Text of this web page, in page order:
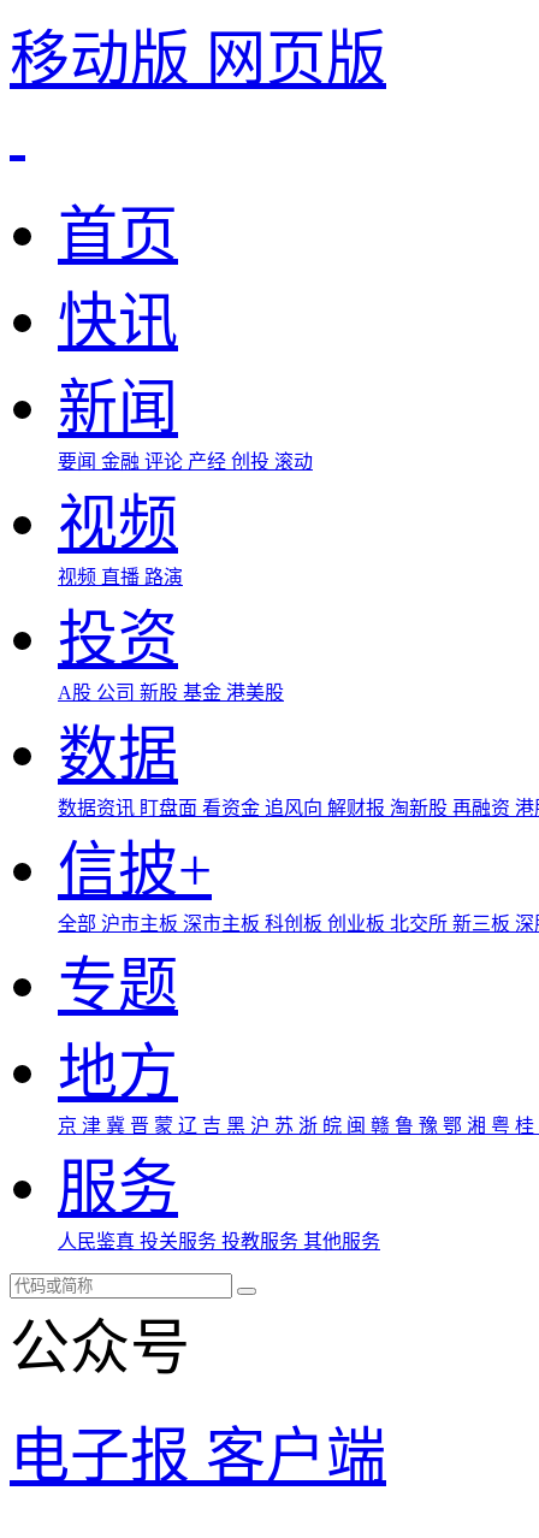
移动版 网页版
首页
快讯
新闻
要闻 金融 评论 产经 创投 滚动
视频
视频 直播 路演
投资
A股 公司 新股 基金 港美股
数据
数据资讯 盯盘面 看资金 追风向 解财报 淘新股 再融资
信披+
全部 沪市主板 深市主板 科创板 创业板 北交所 新三板
专题
地方
京 津 冀 晋 蒙 辽 吉 黑 沪 苏 浙 皖 闽 赣 鲁 豫 鄂 湘 粤 桂
服务
人民鉴真 投关服务 投教服务 其他服务
公众号
电子报 客户端